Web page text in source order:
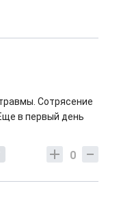
Сотрясение
в первый день
0